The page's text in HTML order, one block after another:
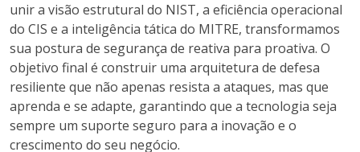
unir a visão estrutural do NIST, a eficiência operacional
do CIS e a inteligência tática do MITRE, transformamos
sua postura de segurança de reativa para proativa. O
objetivo final é construir uma arquitetura de defesa
resiliente que não apenas resista a ataques, mas que
aprenda e se adapte, garantindo que a tecnologia seja
sempre um suporte seguro para a inovação e o
crescimento do seu negócio.